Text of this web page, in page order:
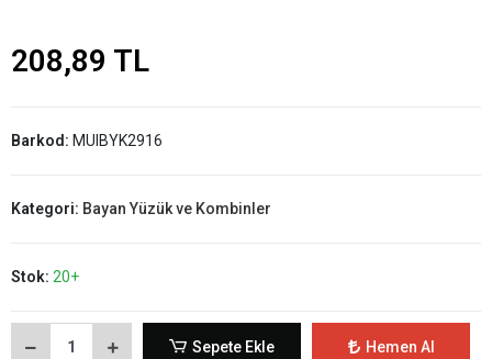
208,89 TL
Barkod: MUIBYK2916
Kategori: Bayan Yüzük ve Kombinler
Stok: 20+
Sepete Ekle Hemen Al